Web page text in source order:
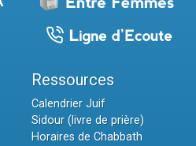
Ressources
Calendrier Juif
Sidour (livre de prière)
Horaires de Chabbath